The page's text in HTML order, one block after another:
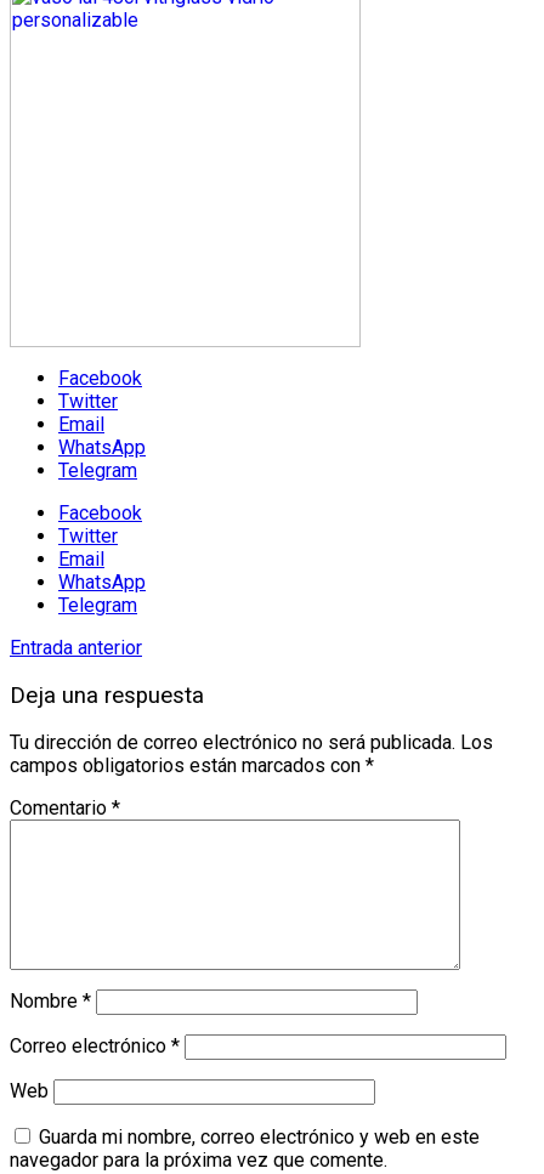
Facebook
Twitter
Email
WhatsApp
Telegram
Facebook
Twitter
Email
WhatsApp
Telegram
Entrada anterior
Deja una respuesta
Tu dirección de correo electrónico no será publicada. Los
campos obligatorios están marcados con *
Comentario *
Nombre *
Correo electrónico *
Web
Guarda mi nombre, correo electrónico y web en este
navegador para la próxima vez que comente.